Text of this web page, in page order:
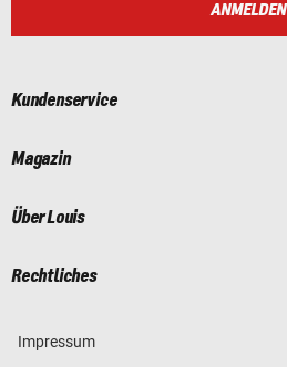
ANMELDEN
Kundenservice
Magazin
Über Louis
Rechtliches
Impressum